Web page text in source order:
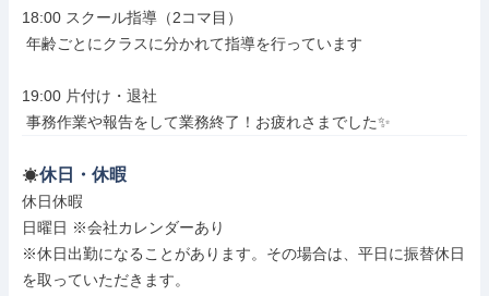
18:00 スクール指導（2コマ目）
19:00 片付け・退社
事務作業や報告をして業務終了！お疲れさまでした✨
休日・休暇
休日休暇
日曜日 ※会社カレンダーあり
※休日出勤になることがあります。その場合は、平日に振替休日
を取っていただきます。